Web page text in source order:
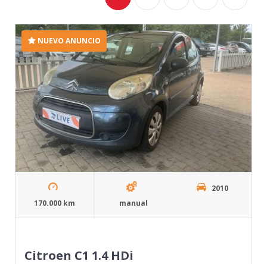
NUEVO ANUNCIO
170.000 km manual
2010
Citroen C1 1.4 HDi